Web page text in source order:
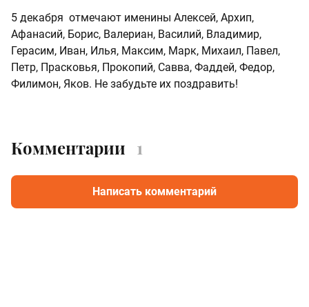
5 декабря отмечают именины Алексей, Архип,
Афанасий, Борис, Валериан, Василий, Владимир,
Герасим, Иван, Илья, Максим, Марк, Михаил, Павел,
Петр, Прасковья, Прокопий, Савва, Фаддей, Федор,
Филимон, Яков. Не забудьте их поздравить!
Комментарии 1
Написать комментарий